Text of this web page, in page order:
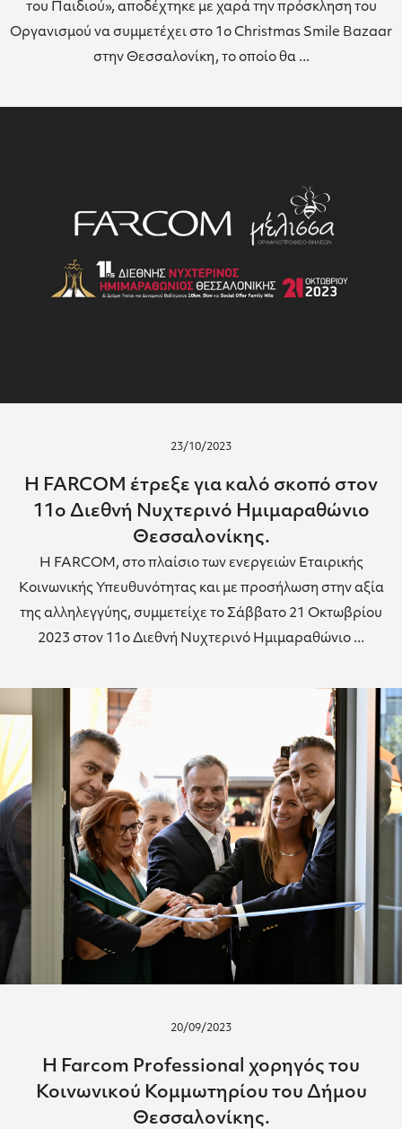
του Παιδιού», αποδέχτηκε με χαρά την πρόσκληση του
Οργανισμού να συμμετέχει στο 1ο Christmas Smile Bazaar
στην Θεσσαλονίκη, το οποίο θα ...
23/10/2023
Η FARCOM έτρεξε για καλό σκοπό στον
11ο Διεθνή Νυχτερινό Ημιμαραθώνιο
Θεσσαλονίκης.
Η FARCOM, στο πλαίσιο των ενεργειών Εταιρικής
Κοινωνικής Υπευθυνότητας και με προσήλωση στην αξία
της αλληλεγγύης, συμμετείχε το Σάββατο 21 Οκτωβρίου
2023 στον 11ο Διεθνή Νυχτερινό Ημιμαραθώνιο ...
20/09/2023
Η Farcom Professional χορηγός του
Κοινωνικού Κομμωτηρίου του Δήμου
Θεσσαλονίκης.